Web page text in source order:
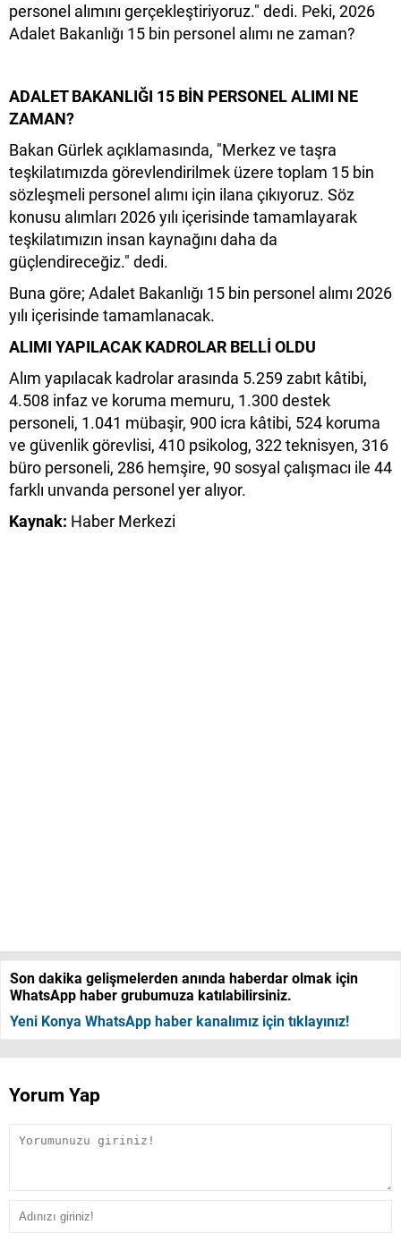
personel alımını gerçekleştiriyoruz." dedi. Peki, 2026
Adalet Bakanlığı 15 bin personel alımı ne zaman?
ADALET BAKANLIĞI 15 BİN PERSONEL ALIMI NE
ZAMAN?
Bakan Gürlek açıklamasında, "Merkez ve taşra
teşkilatımızda görevlendirilmek üzere toplam 15 bin
sözleşmeli personel alımı için ilana çıkıyoruz. Söz
konusu alımları 2026 yılı içerisinde tamamlayarak
teşkilatımızın insan kaynağını daha da
güçlendireceğiz." dedi.
Buna göre; Adalet Bakanlığı 15 bin personel alımı 2026
yılı içerisinde tamamlanacak.
ALIMI YAPILACAK KADROLAR BELLİ OLDU
Alım yapılacak kadrolar arasında 5.259 zabıt kâtibi,
4.508 infaz ve koruma memuru, 1.300 destek
personeli, 1.041 mübaşir, 900 icra kâtibi, 524 koruma
ve güvenlik görevlisi, 410 psikolog, 322 teknisyen, 316
büro personeli, 286 hemşire, 90 sosyal çalışmacı ile 44
farklı unvanda personel yer alıyor.
Kaynak: Haber Merkezi
Son dakika gelişmelerden anında haberdar olmak için
WhatsApp haber grubumuza katılabilirsiniz.
Yeni Konya WhatsApp haber kanalımız için tıklayınız!
Yorum Yap